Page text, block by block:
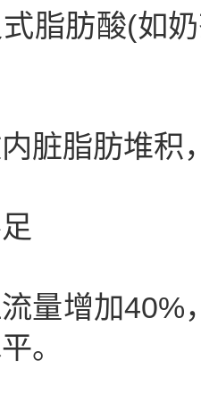
脂肪酸(如
脏脂肪堆积
量增加
。